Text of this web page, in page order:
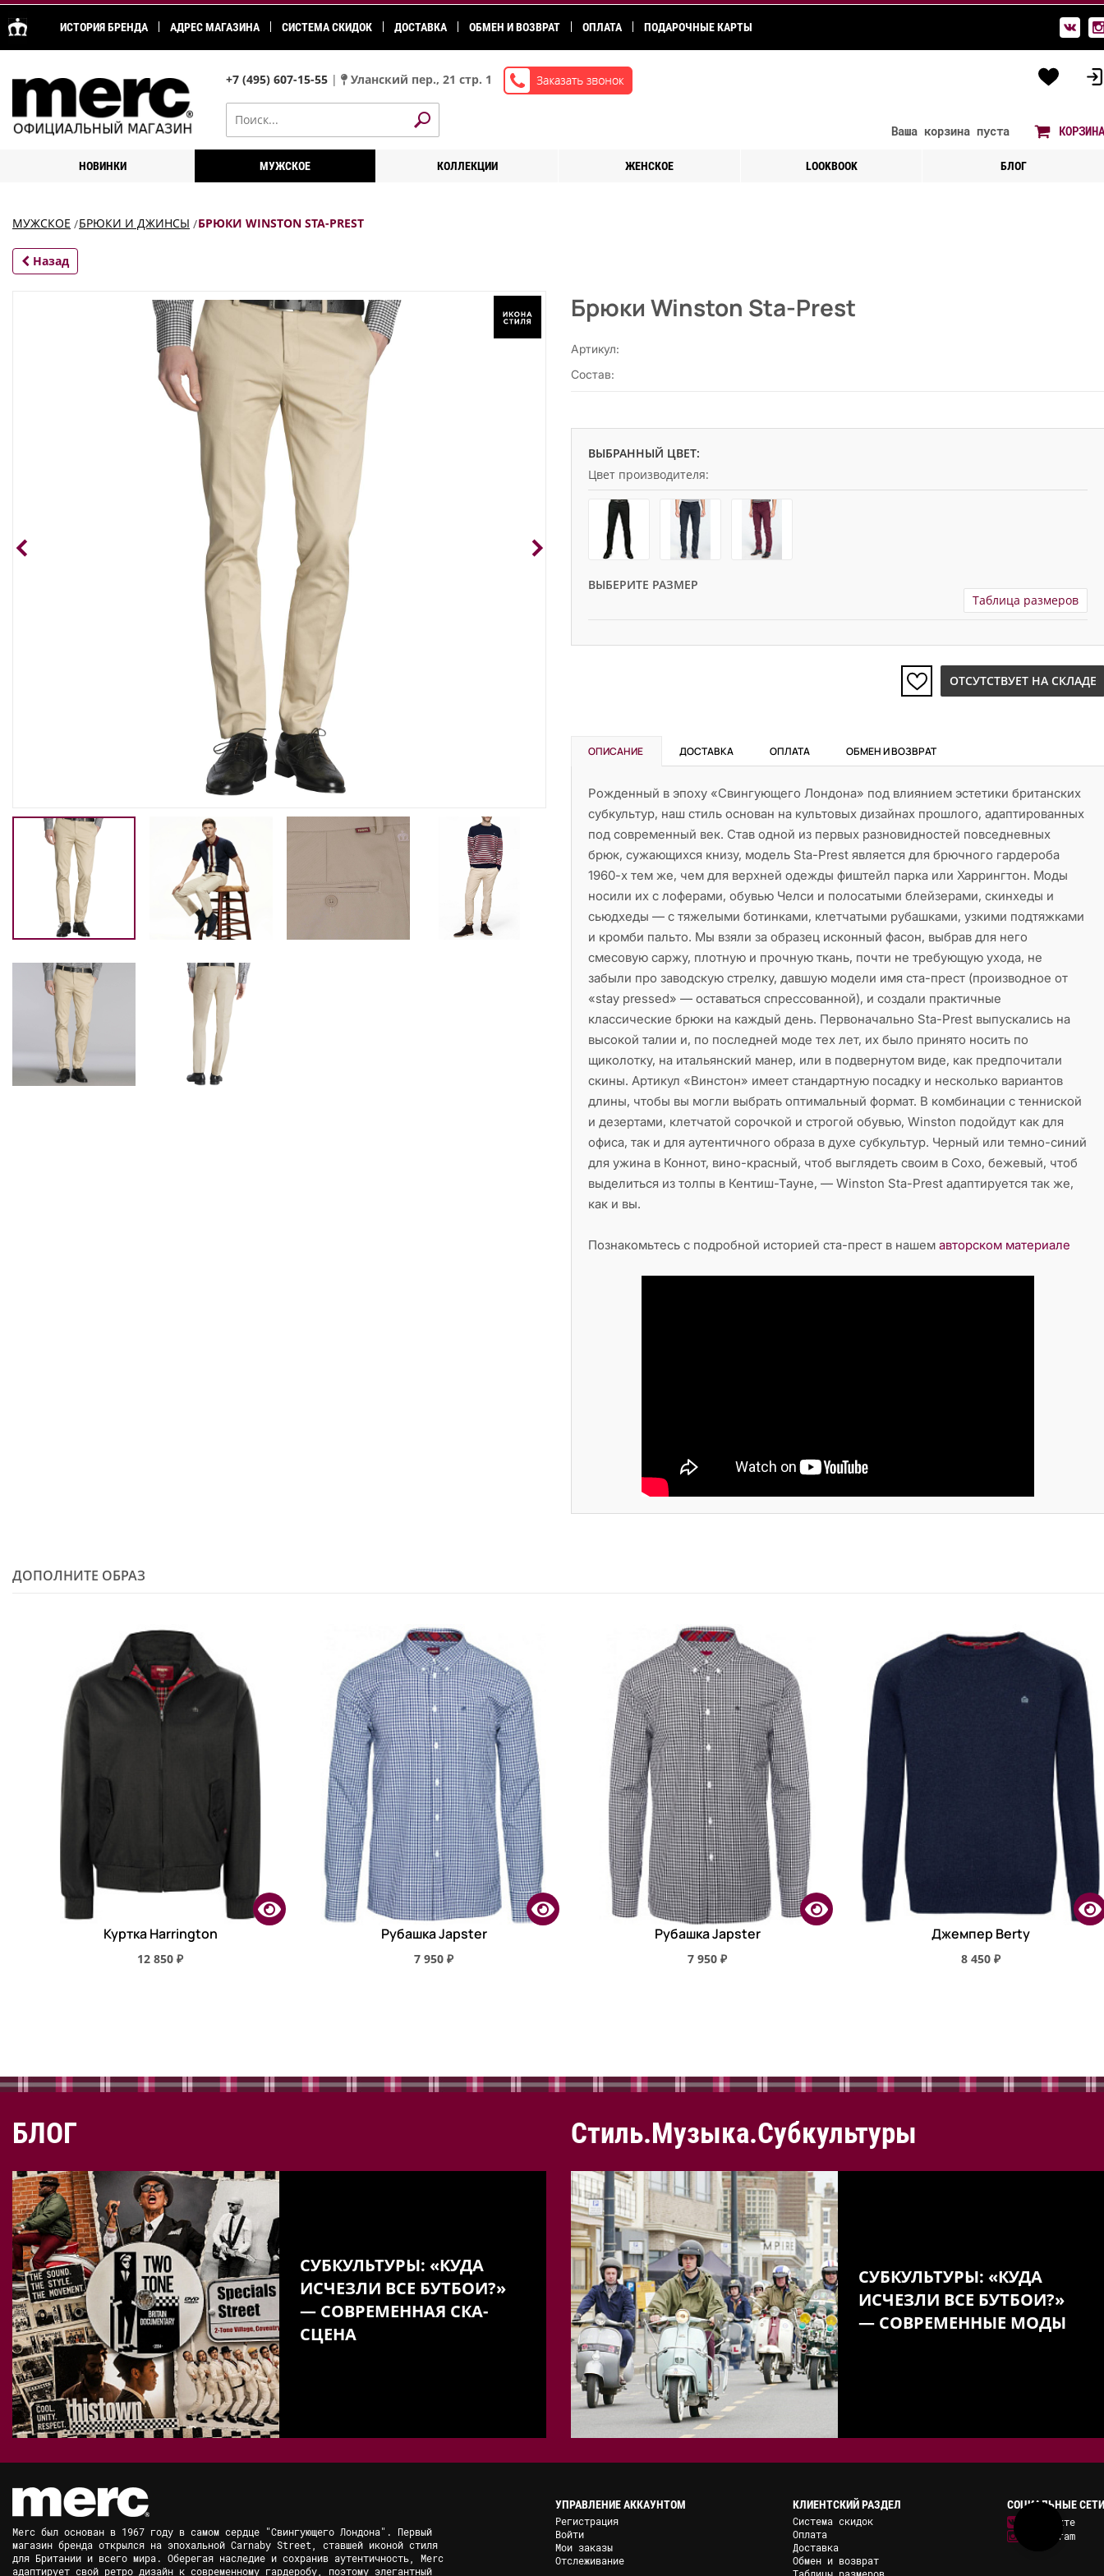
ИСТОРИЯ БРЕНДА АДРЕС МАГАЗИНА СИСТЕМА СКИДОК ДОСТАВКА ОБМЕН И ВОЗВРАТ ОПЛАТА ПОДАРОЧНЫЕ КАРТЫ
+7 (495) 607-15-55 | Уланский пер., 21 стр. 1
Ваша корзина пуста КОРЗИНА
НОВИНКИ МУЖСКОЕ КОЛЛЕКЦИИ ЖЕНСКОЕ LOOKBOOK БЛОГ
МУЖСКОЕ БРЮКИ И ДЖИНСЫ БРЮКИ WINSTON STA-PREST
Назад
Брюки Winston Sta-Prest
Артикул:
Состав:
ВЫБРАННЫЙ ЦВЕТ:
Цвет производителя:
ВЫБЕРИТЕ РАЗМЕР
Таблица размеров
ОТСУТСТВУЕТ НА СКЛАДЕ
ОПИСАНИЕ ДОСТАВКА ОПЛАТА ОБМЕН И ВОЗВРАТ
Рожденный в эпоху «Свингующего Лондона» под влиянием эстетики британских
субкультур, наш стиль основан на культовых дизайнах прошлого, адаптированных
под современный век. Став одной из первых разновидностей повседневных
брюк, сужающихся книзу, модель Sta-Prest является для брючного гардероба
1960-х тем же, чем для верхней одежды фиштейл парка или Харрингтон. Моды
носили их с лоферами, обувью Челси и полосатыми блейзерами, скинхеды и
сьюдхеды — с тяжелыми ботинками, клетчатыми рубашками, узкими подтяжками
и кромби пальто. Мы взяли за образец исконный фасон, выбрав для него
смесовую саржу, плотную и прочную ткань, почти не требующую ухода, не
забыли про заводскую стрелку, давшую модели имя ста-прест (производное от
«stay pressed» — оставаться спрессованной), и создали практичные
классические брюки на каждый день. Первоначально Sta-Prest выпускались на
высокой талии и, по последней моде тех лет, их было принято носить по
щиколотку, на итальянский манер, или в подвернутом виде, как предпочитали
скины. Артикул «Винстон» имеет стандартную посадку и несколько вариантов
длины, чтобы вы могли выбрать оптимальный формат. В комбинации с тенниской
и дезертами, клетчатой сорочкой и строгой обувью, Winston подойдут как для
офиса, так и для аутентичного образа в духе субкультур. Черный или темно-синий
для ужина в Коннот, вино-красный, чтоб выглядеть своим в Сохо, бежевый, чтоб
выделиться из толпы в Кентиш-Тауне, — Winston Sta-Prest адаптируется так же,
как и вы.
Познакомьтесь с подробной историей ста-прест в нашем авторском материале
ДОПОЛНИТЕ ОБРАЗ
Куртка Harrington
12 850 ₽
Рубашка Japster
7 950 ₽
Рубашка Japster
7 950 ₽
Джемпер Berty
8 450 ₽
БЛОГ
СУБКУЛЬТУРЫ: «КУДА
ИСЧЕЗЛИ ВСЕ БУТБОИ?»
— СОВРЕМЕННАЯ СКА-
СЦЕНА
Стиль.Музыка.Субкультуры
СУБКУЛЬТУРЫ: «КУДА
ИСЧЕЗЛИ ВСЕ БУТБОИ?»
— СОВРЕМЕННЫЕ МОДЫ
Merc был основан в 1967 году в самом сердце "Свингующего Лондона". Первый
магазин бренда открылся на эпохальной Carnaby Street, ставшей иконой стиля
для Британии и всего мира. Оберегая наследие и сохранив аутентичность, Merc
адаптирует свой ретро дизайн к современному гардеробу, поэтому элегантный
УПРАВЛЕНИЕ АККАУНТОМ
Регистрация
Войти
Мои заказы
Отслеживание
КЛИЕНТСКИЙ РАЗДЕЛ
Система скидок
Оплата
Доставка
Обмен и возврат
СОЦИАЛЬНЫЕ СЕТИ
ВКонтакте
Instagram